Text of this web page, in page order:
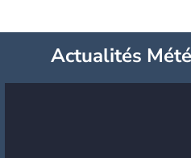
Actualités